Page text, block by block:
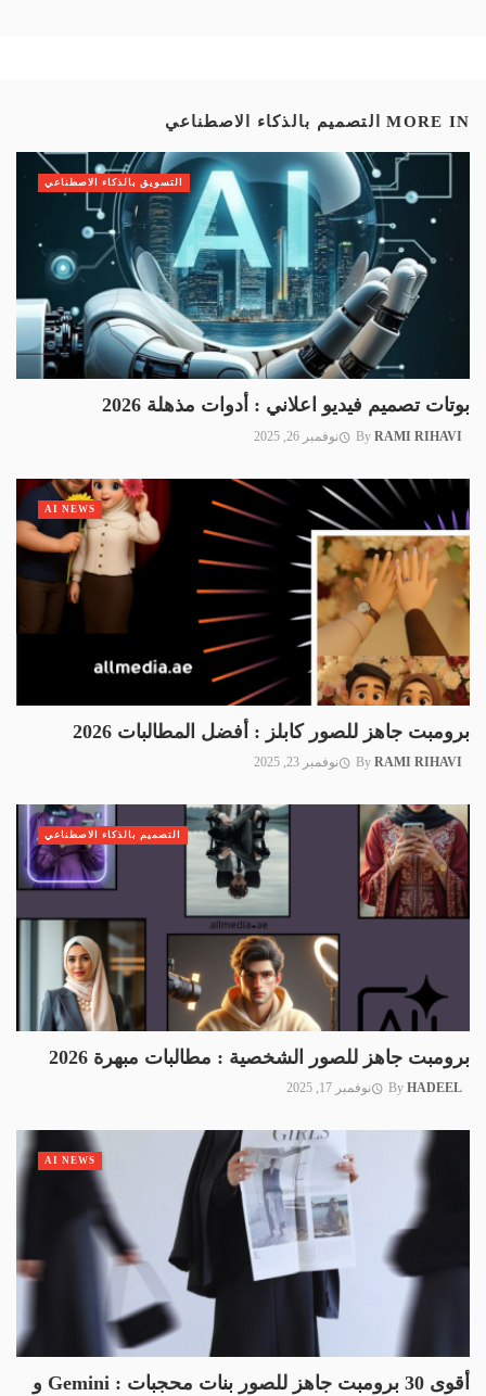
MORE IN التصميم بالذكاء الاصطناعي
بوتات تصميم فيديو اعلاني : أدوات مذهلة 2026
By RAMI RIHAVI نوفمبر 26, 2025
التسويق بالذكاء الاصطناعي
برومبت جاهز للصور كابلز : أفضل المطالبات 2026
By RAMI RIHAVI نوفمبر 23, 2025
AI NEWS
برومبت جاهز للصور الشخصية : مطالبات مبهرة 2026
By HADEEL نوفمبر 17, 2025
التصميم بالذكاء الاصطناعي
أقوى 30 برومبت جاهز للصور بنات محجبات : Gemini و
AI NEWS